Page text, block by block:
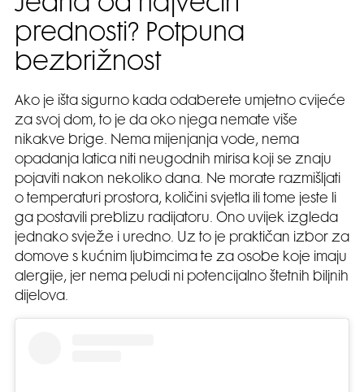
Jedna od najvećih
prednosti? Potpuna
bezbrižnost
Ako je išta sigurno kada odaberete umjetno cvijeće
za svoj dom, to je da oko njega nemate više
nikakve brige. Nema mijenjanja vode, nema
opadanja latica niti neugodnih mirisa koji se znaju
pojaviti nakon nekoliko dana. Ne morate razmišljati
o temperaturi prostora, količini svjetla ili tome jeste li
ga postavili preblizu radijatoru. Ono uvijek izgleda
jednako svježe i uredno. Uz to je praktičan izbor za
domove s kućnim ljubimcima te za osobe koje imaju
alergije, jer nema peludi ni potencijalno štetnih biljnih
dijelova.